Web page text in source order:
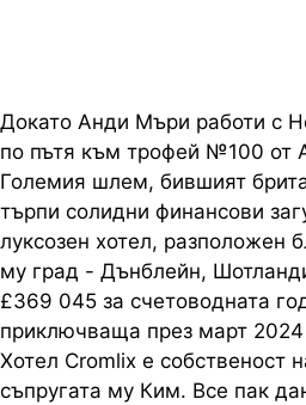
Докато Анди Мъри работи с
по пътя към трофей №100 от
Големия шлем, бившият
търпи солидни финансови
луксозен хотел, разположен
му град - Дънблейн,
£369 045 за счетоводната
приключваща през март 2024
Хотел Cromlix е собственост
съпругата му Ким. Все пак